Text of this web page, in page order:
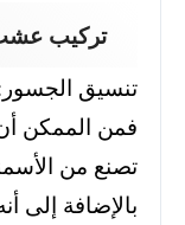
تركيب
تنسيق
فمن الممكن أن
تصنع من
بالإضافة إلى